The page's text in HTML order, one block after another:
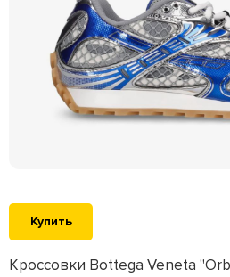
Купить
Кроссовки Bottega Veneta